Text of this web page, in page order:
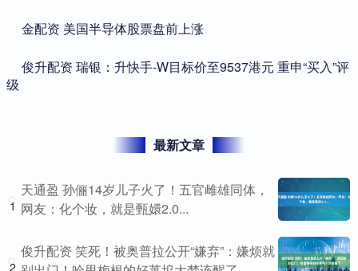
​金配资 美国半导体股票盘前上涨
​俊升配资 瑞银：升快手-W目标价至9537港元 重申“买入”评
级
最新文章
1
天通盈 孙俪14岁儿子火了！五官雌雄同体，
网友：化个妆，就是甄嬛2.0...
2
俊升配资 笑死！被奥普拉公开“嫌弃”：嫌烦就